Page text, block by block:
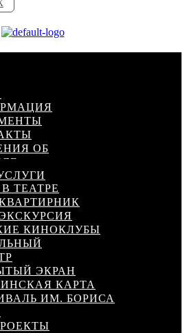
ОБ
ТЕАТРЕ
КИНОКЛУБЫ
ЭКРАН
КАРТА
ИМ. БОРИСА